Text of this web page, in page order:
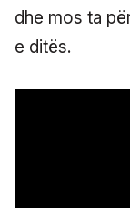
dhe mos ta
e ditës.